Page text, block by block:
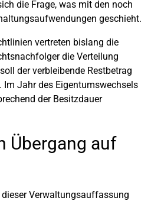
die Frage, was mit den noch
geschieht.
vertreten bislang die
die Verteilung
der verbleibende Restbetrag
Im Jahr des Eigentumswechsels
der Besitzdauer
Übergang auf
Verwaltungsauffassung